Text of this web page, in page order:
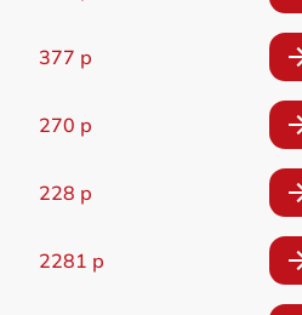
377 р
270 р
228 р
2281 р